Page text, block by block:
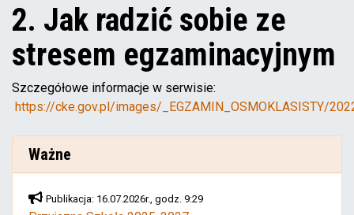
2. Jak radzić sobie ze
stresem egzaminacyjnym
Szczegółowe informacje w serwisie:
https://cke.gov.pl/images/_EGZAMIN_OSMOKLASISTY/
Ważne
Publikacja: 16.07.2026r., godz. 9:29